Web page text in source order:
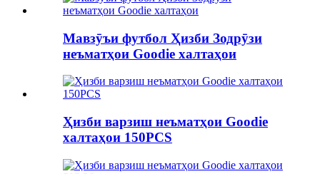
Мавзӯъи футбол Ҳизби Зодрӯзи
неъматҳои Goodie халтаҳои
Ҳизби варзиш неъматҳои Goodie
халтаҳои 150PCS